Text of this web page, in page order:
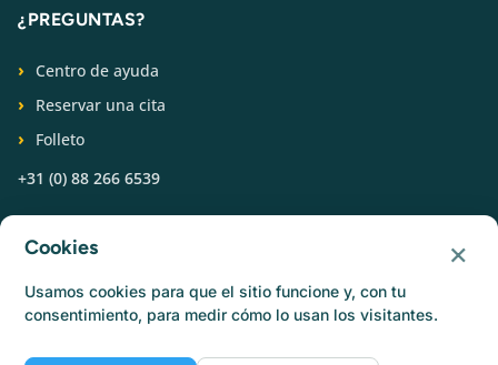
¿PREGUNTAS?
Centro de ayuda
Reservar una cita
Folleto
+31 (0) 88 266 6539
Cookies ×
Usamos cookies para que el sitio funcione y, con tu
consentimiento, para medir cómo lo usan los visitantes.